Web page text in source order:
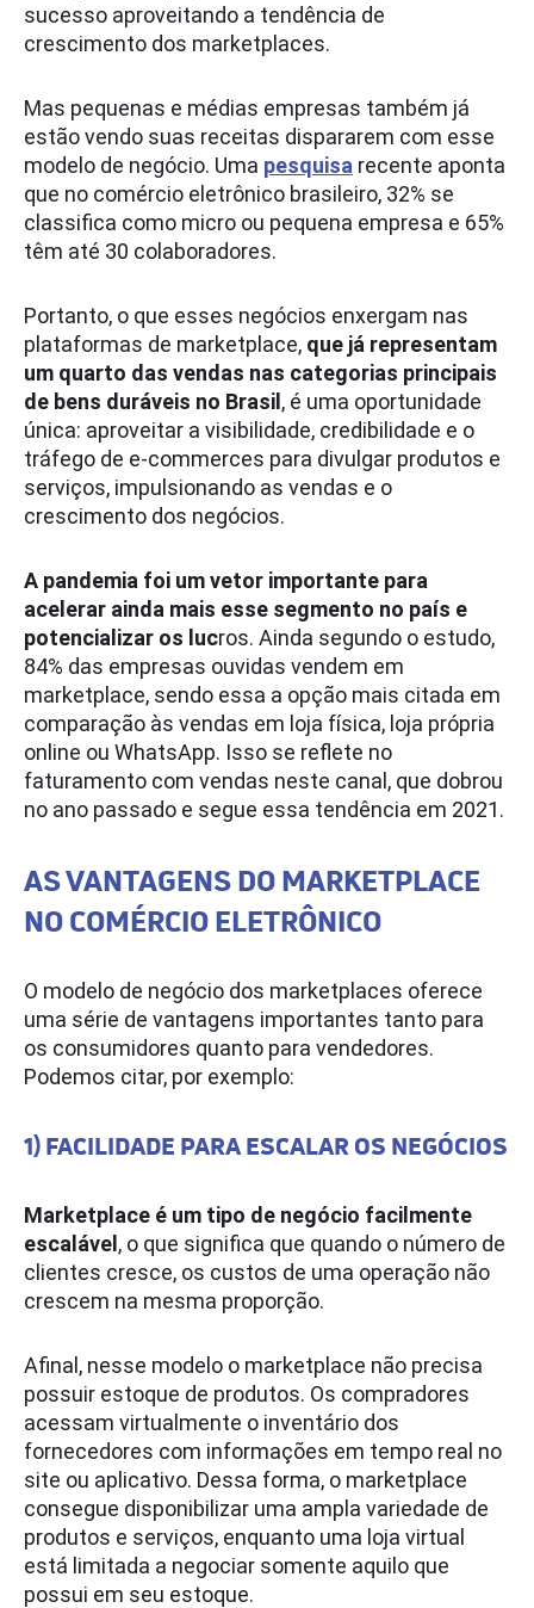
sucesso aproveitando a tendência de
crescimento dos marketplaces.
Mas pequenas e médias empresas também já
estão vendo suas receitas dispararem com esse
modelo de negócio. Uma pesquisa recente aponta
que no comércio eletrônico brasileiro, 32% se
classifica como micro ou pequena empresa e 65%
têm até 30 colaboradores.
Portanto, o que esses negócios enxergam nas
plataformas de marketplace, que já representam
um quarto das vendas nas categorias principais
de bens duráveis no Brasil, é uma oportunidade
única: aproveitar a visibilidade, credibilidade e o
tráfego de e-commerces para divulgar produtos e
serviços, impulsionando as vendas e o
crescimento dos negócios.
A pandemia foi um vetor importante para
acelerar ainda mais esse segmento no país e
potencializar os lucros. Ainda segundo o estudo,
84% das empresas ouvidas vendem em
marketplace, sendo essa a opção mais citada em
comparação às vendas em loja física, loja própria
online ou WhatsApp. Isso se reflete no
faturamento com vendas neste canal, que dobrou
no ano passado e segue essa tendência em 2021.
AS VANTAGENS DO MARKETPLACE
NO COMÉRCIO ELETRÔNICO
O modelo de negócio dos marketplaces oferece
uma série de vantagens importantes tanto para
os consumidores quanto para vendedores.
Podemos citar, por exemplo:
1) FACILIDADE PARA ESCALAR OS NEGÓCIOS
Marketplace é um tipo de negócio facilmente
escalável, o que significa que quando o número de
clientes cresce, os custos de uma operação não
crescem na mesma proporção.
Afinal, nesse modelo o marketplace não precisa
possuir estoque de produtos. Os compradores
acessam virtualmente o inventário dos
fornecedores com informações em tempo real no
site ou aplicativo. Dessa forma, o marketplace
consegue disponibilizar uma ampla variedade de
produtos e serviços, enquanto uma loja virtual
está limitada a negociar somente aquilo que
possui em seu estoque.